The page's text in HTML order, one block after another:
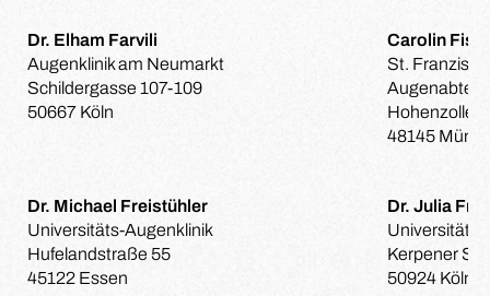
Dr. Elham Farvili
Augenklinik am Neumarkt
Schildergasse 107-109
50667 Köln
Carolin
St.
48145
Dr. Michael Freistühler
Universitäts-Augenklinik
Hufelandstraße 55
45122 Essen
Dr. Julia
Universitäts-
Kerpener
50924 Köln